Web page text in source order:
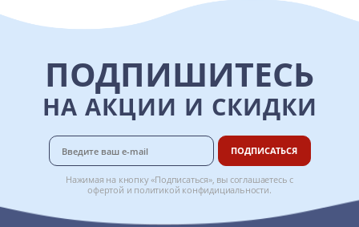
ПОДПИШИТЕСЬ
НА АКЦИИ И СКИДКИ
ПОДПИСАТЬСЯ
Нажимая на кнопку «Подписаться», вы соглашаетесь с
офертой и политикой конфидициальности.